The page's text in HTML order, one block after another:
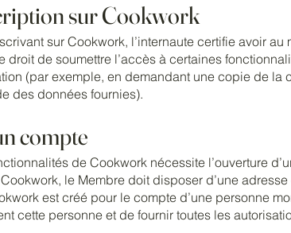
sur Cookwork
sur Cookwork, l’internaute certifie avoir
droit de soumettre l’accès à certaines
(par exemple, en demandant une copie de la
des données fournies).
compte
de Cookwork nécessite l’ouverture
le Membre doit disposer d’une
est créé pour le compte d’une personne
cette personne et de fournir toutes les